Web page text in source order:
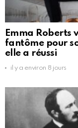
Emma Roberts
fantôme pour
elle a réussi
il y a environ 8 jours